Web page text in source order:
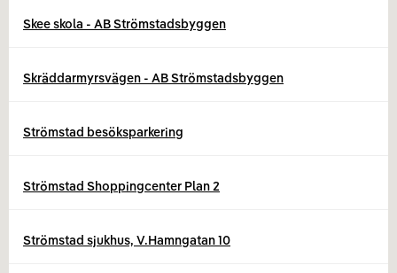
Skee skola - AB Strömstadsbyggen
Skräddarmyrsvägen - AB Strömstadsbyggen
Strömstad besöksparkering
Strömstad Shoppingcenter Plan 2
Strömstad sjukhus, V.Hamngatan 10